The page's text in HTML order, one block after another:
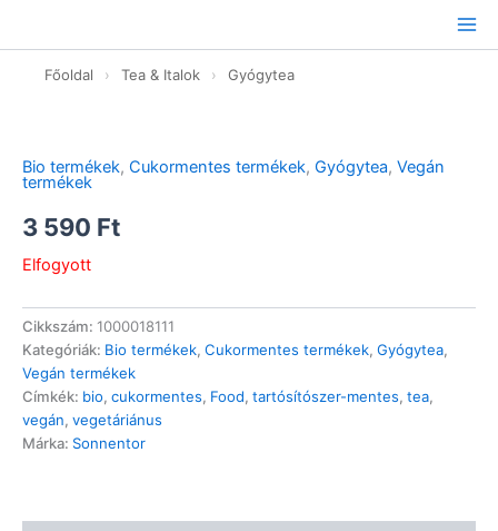
tartalomhoz
Főoldal › Tea & Italok › Gyógytea
Bio termékek, Cukormentes termékek, Gyógytea, Vegán
termékek
3 590 Ft
Elfogyott
Cikkszám: 1000018111
Kategóriák: Bio termékek, Cukormentes termékek, Gyógytea,
Vegán termékek
Címkék: bio, cukormentes, Food, tartósítószer-mentes, tea,
vegán, vegetáriánus
Márka: Sonnentor